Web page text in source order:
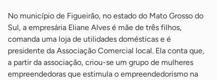
No município de Figueirão, no estado do Mato Grosso do
Sul, a empresária Eliane Alves é mãe de três filhos,
comanda uma loja de utilidades domésticas e é
presidente da Associação Comercial local. Ela conta que,
a partir da associação, criou-se um grupo de mulheres
empreendedoras que estimula o empreendedorismo na